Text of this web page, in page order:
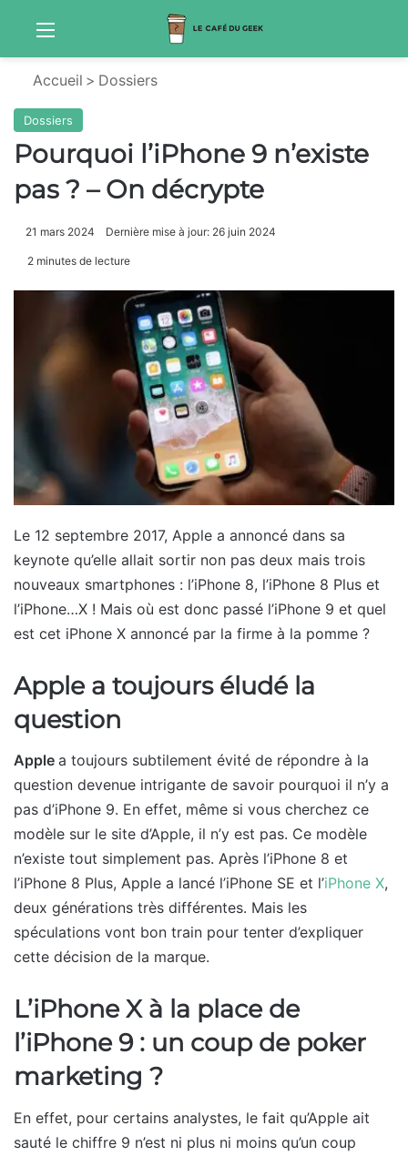
Menu
Accueil > Dossiers
Dossiers
Pourquoi l’iPhone 9 n’existe
pas ? – On décrypte
21 mars 2024 Dernière mise à jour: 26 juin 2024
2 minutes de lecture
Le 12 septembre 2017, Apple a annoncé dans sa
keynote qu’elle allait sortir non pas deux mais trois
nouveaux smartphones : l’iPhone 8, l’iPhone 8 Plus et
l’iPhone…X ! Mais où est donc passé l’iPhone 9 et quel
est cet iPhone X annoncé par la firme à la pomme ?
Apple a toujours éludé la
question
Apple a toujours subtilement évité de répondre à la
question devenue intrigante de savoir pourquoi il n’y a
pas d’iPhone 9. En effet, même si vous cherchez ce
modèle sur le site d’Apple, il n’y est pas. Ce modèle
n’existe tout simplement pas. Après l’iPhone 8 et
l’iPhone 8 Plus, Apple a lancé l’iPhone SE et l’iPhone X,
deux générations très différentes. Mais les
spéculations vont bon train pour tenter d’expliquer
cette décision de la marque.
L’iPhone X à la place de
l’iPhone 9 : un coup de poker
marketing ?
En effet, pour certains analystes, le fait qu’Apple ait
sauté le chiffre 9 n’est ni plus ni moins qu’un coup